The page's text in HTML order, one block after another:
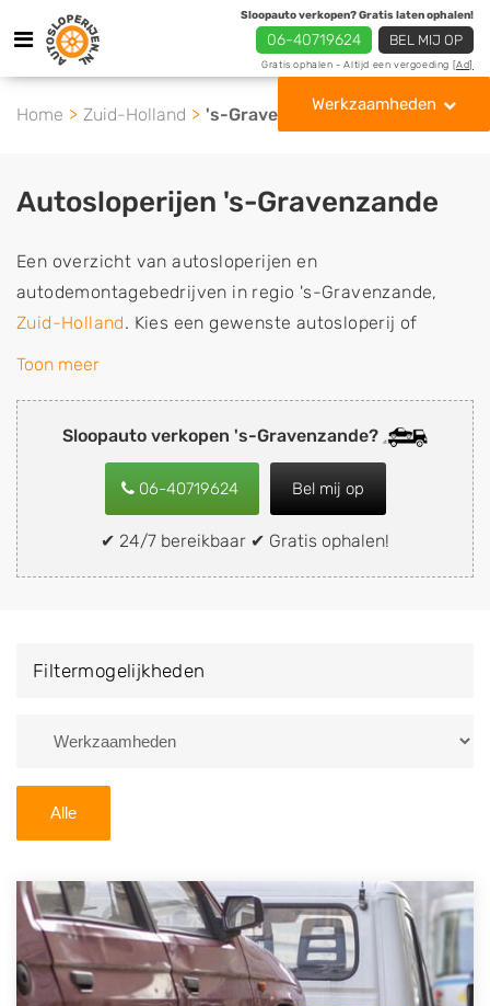
Sloopauto verkopen? Gratis laten ophalen!
06-40719624 BEL MIJ OP
Gratis ophalen - Altijd een vergoeding [Ad]
Werkzaamheden
Home Zuid-Holland 's-Gravenzande
Sloopauto verkopen 's-Gravenzande?
06-40719624 Bel mij op
✔ 24/7 bereikbaar ✔ Gratis ophalen!
Autosloperijen 's-Gravenzande
Een overzicht van autosloperijen en
autodemontagebedrijven in regio 's-Gravenzande,
Zuid-Holland. Kies een gewenste autosloperij of
autosloop uit de lijst die gespecialiseerd is in de
onderdelen of in de inkoop van sloopauto's,
schadeauto's en tweedehands auto's (ook zonder apk
keuring). Wilt u uw auto, camper, vrachtwagen, motor
of brommobiel snel en eenvoudig verkopen aan een
demontagebedrijf in de buurt, deze zelf wegbrengen
naar de sloop of deze liever laten ophalen op een
van 's-Gravenzande en ontvang een vergoeding voor
Zoekt u liever naar een sloperij in een andere plaats of
U kunt er ook voor kiezen om direct uw sloopauto te
verkopen en op te laten halen door de Sloopauto
Ophaaldienst van Autosloperijen.nl. Wij kunnen uw
auto gratis ophalen in 's-Gravenzande. Neem
Toon meer
Filtermogelijkheden
Alle